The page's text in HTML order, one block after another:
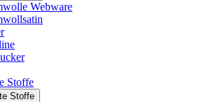
Webware
Stoffe
Stoffe